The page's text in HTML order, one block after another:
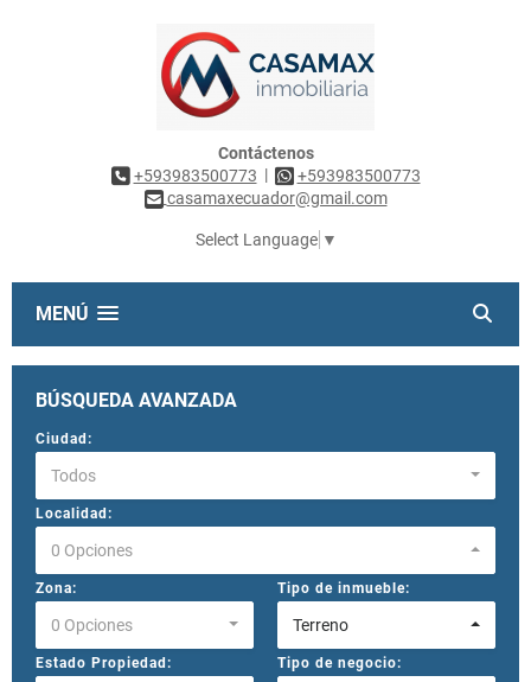
Contáctenos
+593983500773 |
+593983500773
casamaxecuador@gmail.com
Select Language ▼
MENÚ
BÚSQUEDA AVANZADA
Ciudad:
Todos
Localidad:
0 Opciones
Zona:
0 Opciones
Tipo de inmueble:
Terreno
Estado Propiedad: Tipo de negocio: